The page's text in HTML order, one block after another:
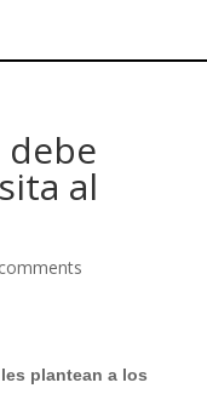
debe
al
plantean a los